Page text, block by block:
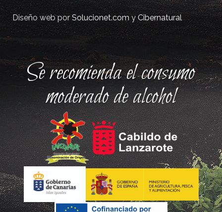
Diseño web porSolucionet.comyCibernatural
Se recomienda el consumo
moderado de alcohol